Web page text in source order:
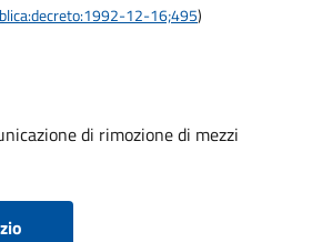
12-16;495)
di rimozione di mezzi